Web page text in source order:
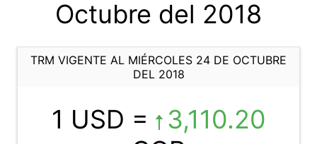
Octubre del 2018
TRM VIGENTE AL MIÉRCOLES 24 DE OCTUBRE
DEL 2018
1 USD =
3,110.20